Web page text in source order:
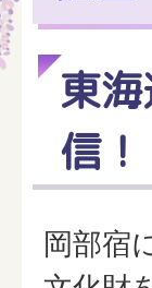
東
信！
岡部宿